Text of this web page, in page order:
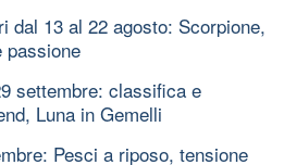
dal 13 al 22 agosto: Scorpione,
passione
settembre: classifica e
Luna in Gemelli
Pesci a riposo, tensione